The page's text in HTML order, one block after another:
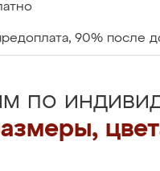
90% после
по